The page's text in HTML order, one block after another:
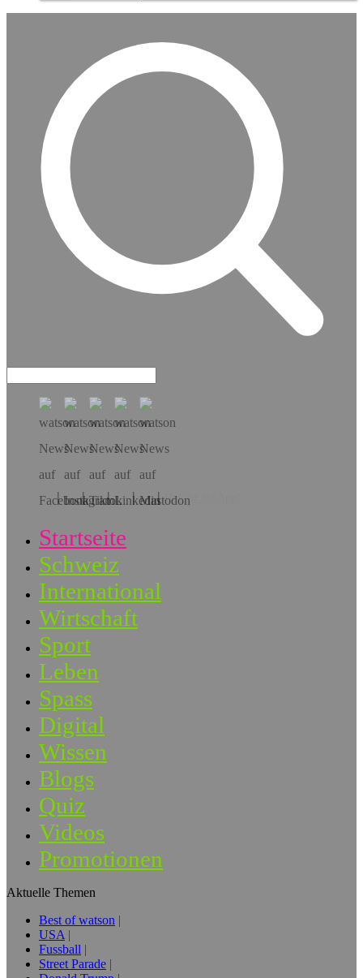
Hol dir die App!
Startseite
Schweiz
International
Wirtschaft
Sport
Leben
Spass
Digital
Wissen
Blogs
Quiz
Videos
Promotionen
Aktuelle Themen
Best of watson
USA
Fussball
Street Parade